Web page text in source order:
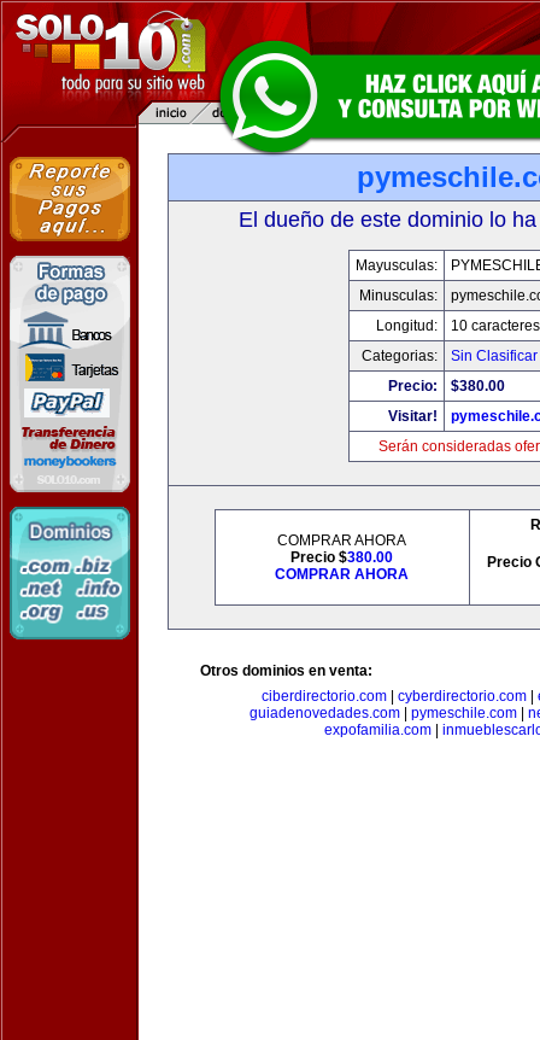
El dueño de este dominio lo
Mayusculas:
Minusculas:
Longitud:
10 caracteres
Categorias:
Sin Clasificar
Precio:
$380.00
Visitar!
Serán consideradas
COMPRAR AHORA
Precio $380.00
COMPRAR AHORA
Precio
Otros dominios en venta:
ciberdirectorio.com
cyberdirectorio.com
guiadenovedades.com| pymeschile.com|
expofamilia.com